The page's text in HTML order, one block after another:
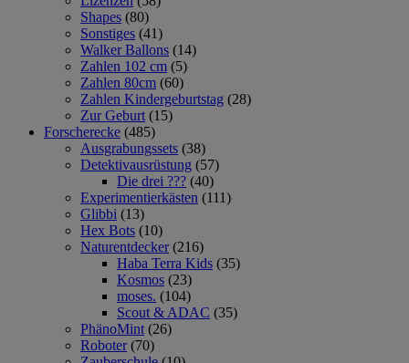
Shapes (80)
Sonstiges (41)
Walker Ballons (14)
Zahlen 102 cm (5)
Zahlen 80cm (60)
Zahlen Kindergeburtstag (28)
Zur Geburt (15)
Forscherecke (485)
Ausgrabungssets (38)
Detektivausrüstung (57)
Die drei ??? (40)
Experimentierkästen (111)
Glibbi (13)
Hex Bots (10)
Naturentdecker (216)
Haba Terra Kids (35)
Kosmos (23)
moses. (104)
Scout & ADAC (35)
PhänoMint (26)
Roboter (70)